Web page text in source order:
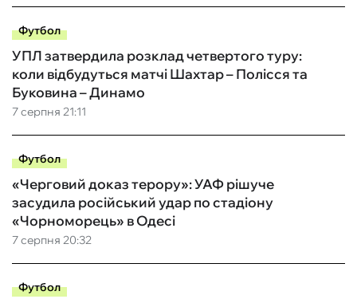
Футбол
7 серпня 21:11
УПЛ затвердила розклад четвертого туру:
коли відбудуться матчі Шахтар – Полісся та
Буковина – Динамо
Футбол
7 серпня 20:32
«Черговий доказ терору»: УАФ рішуче
засудила російський удар по стадіону
«Чорноморець» в Одесі
Футбол